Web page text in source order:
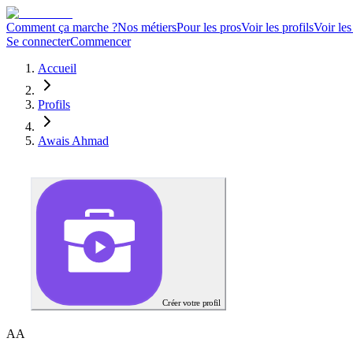
Comment ça marche ?Nos métiersPour les prosVoir les profilsVoir
Se connecterCommencer
Accueil
Profils
Awais Ahmad
Créer votre profil
AA